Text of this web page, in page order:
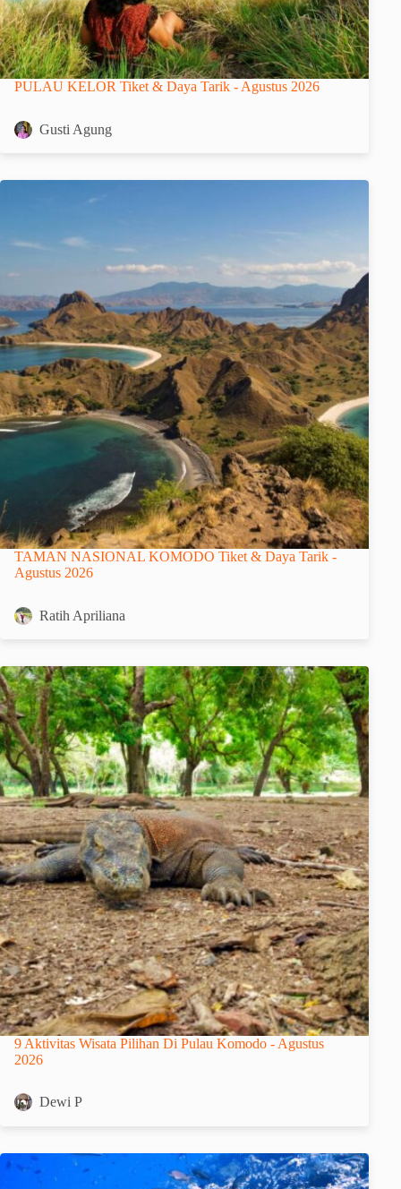
PULAU KELOR Tiket & Daya Tarik - Agustus 2026
Gusti Agung
TAMAN NASIONAL KOMODO Tiket & Daya Tarik -
Agustus 2026
Ratih Apriliana
9 Aktivitas Wisata Pilihan Di Pulau Komodo - Agustus
2026
Dewi P